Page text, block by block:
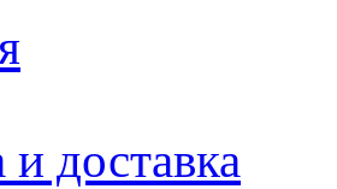
доставка